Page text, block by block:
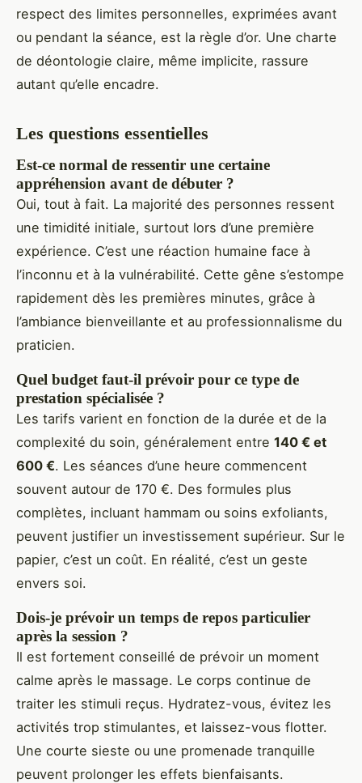
respect des limites personnelles, exprimées avant
ou pendant la séance, est la règle d’or. Une charte
de déontologie claire, même implicite, rassure
autant qu’elle encadre.
Les questions essentielles
Est-ce normal de ressentir une certaine
appréhension avant de débuter ?
Oui, tout à fait. La majorité des personnes ressent
une timidité initiale, surtout lors d’une première
expérience. C’est une réaction humaine face à
l’inconnu et à la vulnérabilité. Cette gêne s’estompe
rapidement dès les premières minutes, grâce à
l’ambiance bienveillante et au professionnalisme du
praticien.
Quel budget faut-il prévoir pour ce type de
prestation spécialisée ?
Les tarifs varient en fonction de la durée et de la
complexité du soin, généralement entre 140 € et
600 €. Les séances d’une heure commencent
souvent autour de 170 €. Des formules plus
complètes, incluant hammam ou soins exfoliants,
peuvent justifier un investissement supérieur. Sur le
papier, c’est un coût. En réalité, c’est un geste
envers soi.
Dois-je prévoir un temps de repos particulier
après la session ?
Il est fortement conseillé de prévoir un moment
calme après le massage. Le corps continue de
traiter les stimuli reçus. Hydratez-vous, évitez les
activités trop stimulantes, et laissez-vous flotter.
Une courte sieste ou une promenade tranquille
peuvent prolonger les effets bienfaisants.